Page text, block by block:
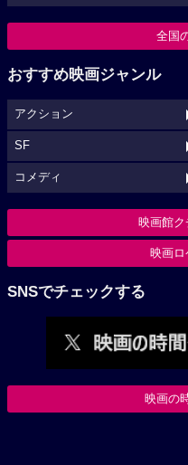
全国
おすすめ映画ジャンル
アクション
SF
コメディ
映画館
映画
SNSでチェックする
映画の